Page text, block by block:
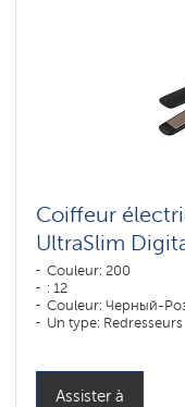
Coiffeur
UltraSlim
Couleur: 200
: 12
Couleur: Черный-
Un type: Redresseurs
Assister à